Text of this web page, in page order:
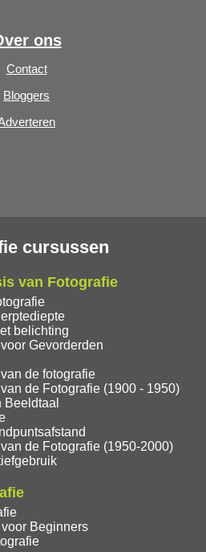
ons
Contact
Bloggers
cursussen
van Fotografie
belichting
Gevorderden
de fotografie
de Fotografie (1900 - 1950)
de Fotografie (1950-2000)
Beginners